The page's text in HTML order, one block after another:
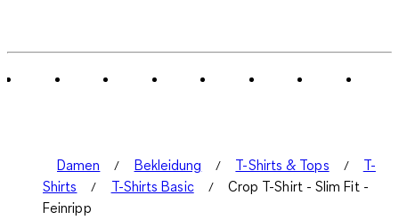
Damen Bekleidung T-Shirts & Tops
T-
Shirts
T-Shirts Basic
Crop T-Shirt - Slim Fit -
Feinripp